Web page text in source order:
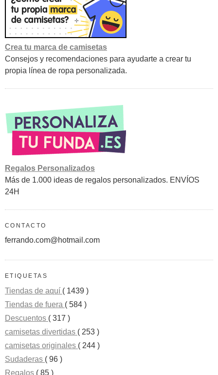
Crea tu marca de camisetas
Consejos y recomendaciones para ayudarte a crear tu
propia línea de ropa personalizada.
Regalos Personalizados
Más de 1.000 ideas de regalos personalizados. ENVÍOS
24H
CONTACTO
ferrando.com@hotmail.com
ETIQUETAS
Tiendas de aquí ( 1439 )
Tiendas de fuera ( 584 )
Descuentos ( 317 )
camisetas divertidas ( 253 )
camisetas originales ( 244 )
Sudaderas ( 96 )
Regalos ( 85 )